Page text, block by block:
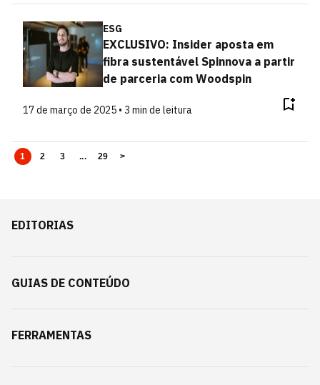
ESG
EXCLUSIVO: Insider aposta em
fibra sustentável Spinnova a partir
de parceria com Woodspin
17 de março de 2025 • 3 min de leitura
1 2 3 ... 29 >
EDITORIAS
GUIAS DE CONTEÚDO
FERRAMENTAS